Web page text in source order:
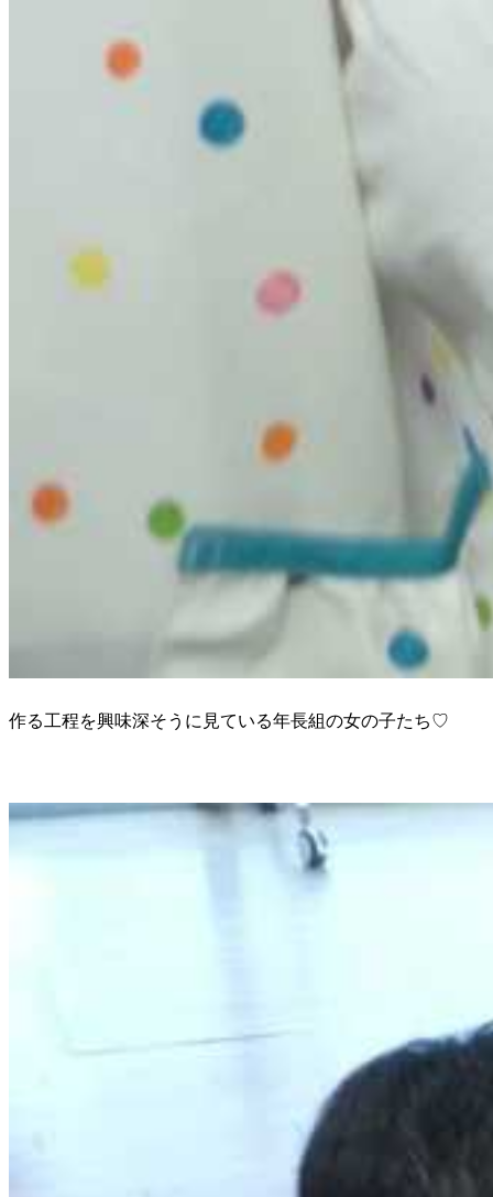
作る工程を興味深そうに見ている年長組の女の子たち♡